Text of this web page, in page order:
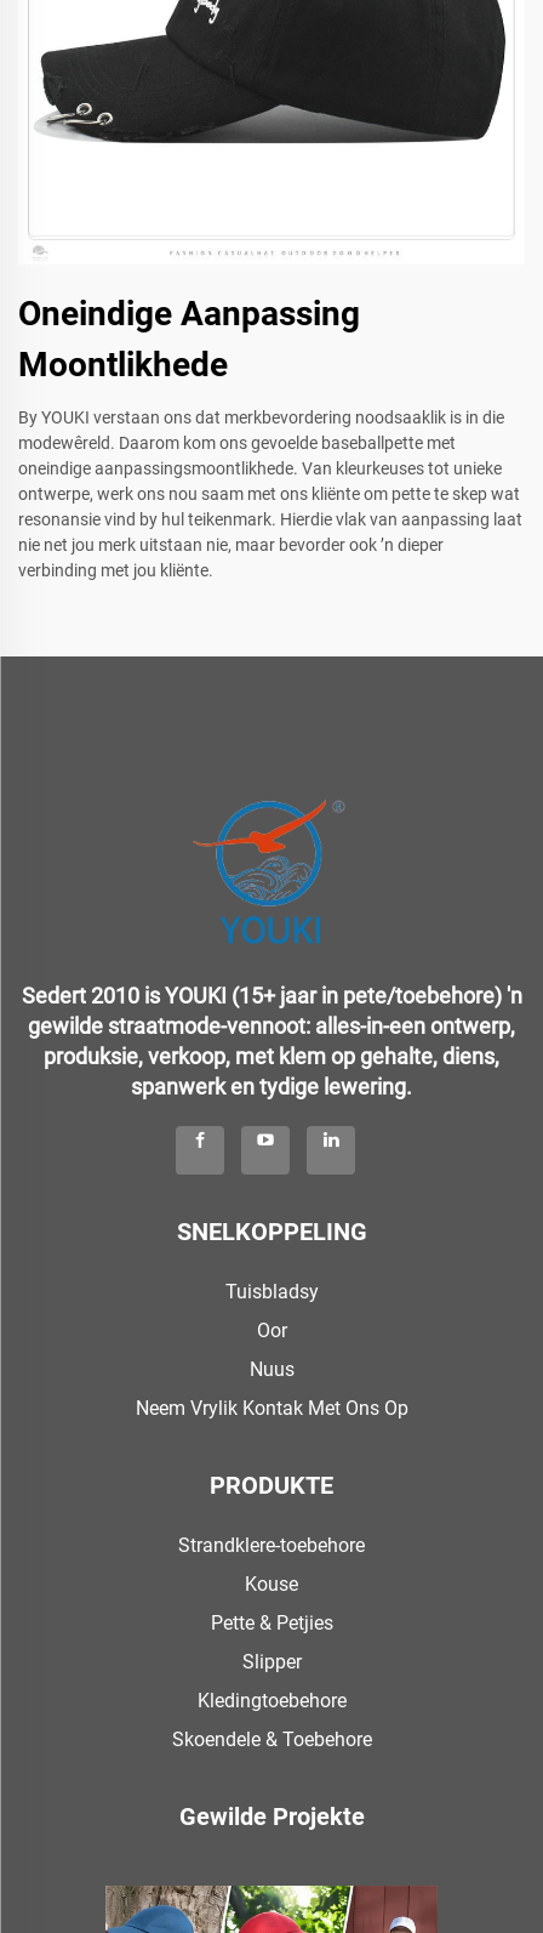
Oneindige Aanpassing
Moontlikhede
By YOUKI verstaan ons dat merkbevordering noodsaaklik is in die
modewêreld. Daarom kom ons gevoelde baseballpette met
oneindige aanpassingsmoontlikhede. Van kleurkeuses tot unieke
ontwerpe, werk ons nou saam met ons kliënte om pette te skep wat
resonansie vind by hul teikenmark. Hierdie vlak van aanpassing laat
nie net jou merk uitstaan nie, maar bevorder ook ’n dieper
verbinding met jou kliënte.
Sedert 2010 is YOUKI (15+ jaar in pete/toebehore) 'n
gewilde straatmode-vennoot: alles-in-een ontwerp,
produksie, verkoop, met klem op gehalte, diens,
spanwerk en tydige lewering.
SNELKOPPELING
Tuisbladsy
Oor
Nuus
Neem Vrylik Kontak Met Ons Op
PRODUKTE
Strandklere-toebehore
Kouse
Pette & Petjies
Slipper
Kledingtoebehore
Skoendele & Toebehore
Gewilde Projekte